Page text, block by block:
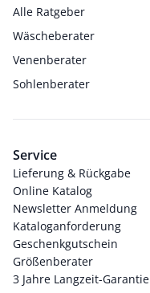
Alle Ratgeber
Wäscheberater
Venenberater
Sohlenberater
Service
Lieferung & Rückgabe
Online Katalog
Newsletter Anmeldung
Kataloganforderung
Geschenkgutschein
Größenberater
3 Jahre Langzeit-Garantie